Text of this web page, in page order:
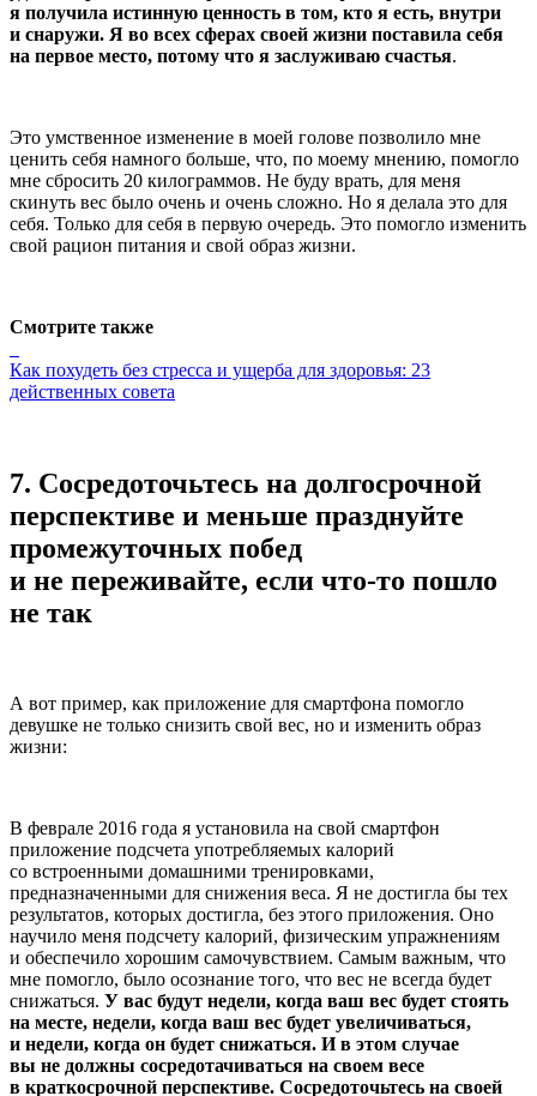
я получила истинную ценность в том, кто я есть, внутри
и снаружи. Я во всех сферах своей жизни поставила себя
на первое место, потому что я заслуживаю счастья.
Это умственное изменение в моей голове позволило мне
ценить себя намного больше, что, по моему мнению, помогло
мне сбросить 20 килограммов. Не буду врать, для меня
скинуть вес было очень и очень сложно. Но я делала это для
себя. Только для себя в первую очередь. Это помогло изменить
свой рацион питания и свой образ жизни.
Смотрите также
Как похудеть без стресса и ущерба для здоровья: 23
действенных совета
7. Сосредоточьтесь на долгосрочной
перспективе и меньше празднуйте
промежуточных побед
и не переживайте, если что-то пошло
не так
А вот пример, как приложение для смартфона помогло
девушке не только снизить свой вес, но и изменить образ
жизни:
В феврале 2016 года я установила на свой смартфон
приложение подсчета употребляемых калорий
со встроенными домашними тренировками,
предназначенными для снижения веса. Я не достигла бы тех
результатов, которых достигла, без этого приложения. Оно
научило меня подсчету калорий, физическим упражнениям
и обеспечило хорошим самочувствием. Самым важным, что
мне помогло, было осознание того, что вес не всегда будет
снижаться. У вас будут недели, когда ваш вес будет стоять
на месте, недели, когда ваш вес будет увеличиваться,
и недели, когда он будет снижаться. И в этом случае
вы не должны сосредотачиваться на своем весе
в краткосрочной перспективе. Сосредоточьтесь на своей